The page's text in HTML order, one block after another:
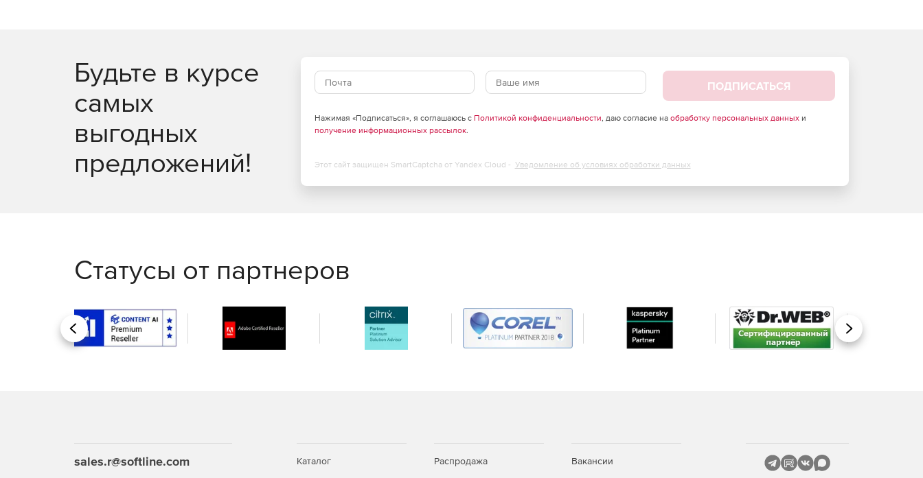
Будьте в курсе
самых
выгодных
предложений!
ПОДПИСАТЬСЯ
Нажимая «Подписаться», я соглашаюсь с Политикой конфиденциальности, даю согласие на обработку персональных данныхи
получение информационных рассылок.
Этот сайт защищен SmartCaptcha от Yandex Cloud - Уведомление об условиях обработки данных
Статусы от партнеров
Назад Вперед
sales.r@softline.com Каталог Распродажа Вакансии